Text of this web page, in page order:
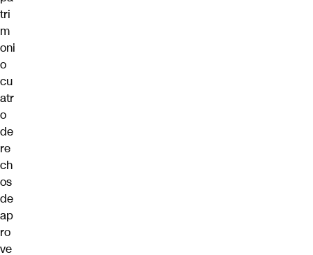
tri
m
oni
o
cu
atr
o
de
re
ch
os
de
ap
ro
ve